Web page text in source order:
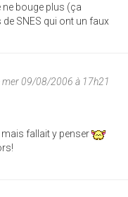
ne bouge plus (ça
SNES qui ont un faux
mer 09/08/2006 à 17h21
fallait y penser